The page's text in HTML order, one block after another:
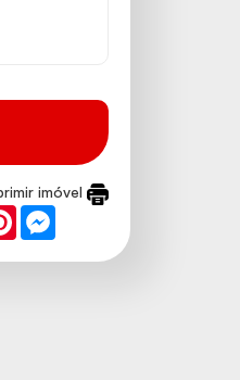
imóvel
Pinterest